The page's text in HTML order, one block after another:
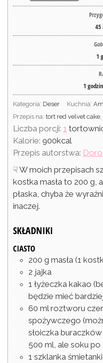
45
1
1
Kategoria: Deser Kuchnia:
Przepis na: tort red velvet
Liczba porcji: 1
Kalorie: 900kcal
Przepis autorstwa:
☟ W moich przepisach szklanka ma zawsze 250 ml,
kostka masła to 200 g,
płaska, chyba że
inaczej.
SKŁADNIKI
CIASTO
200 g masła (1
2 jajka
1 łyżeczka kakao
będzie mieć
60 ml roztworu
spożywczego
słoiczka
500 ml, ale soku po
1 szklanka